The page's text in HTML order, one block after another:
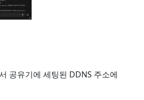
공유기에 세팅된 DDNS 주소에